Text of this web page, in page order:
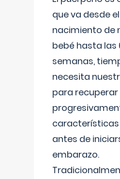
que va desde el
nacimiento de
bebé hasta las
semanas,
necesita
para recuperar
antes de
embarazo.